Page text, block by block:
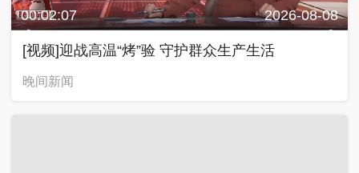
00:02:07 2026-08-08
[视频]迎战高温“烤”验 守护群众生产生活
晚间新闻